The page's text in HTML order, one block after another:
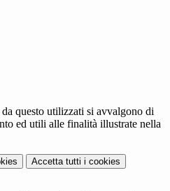
questo utilizzati si avvalgono di
ed utili alle finalità illustrate nella
Accetta tutti i cookies